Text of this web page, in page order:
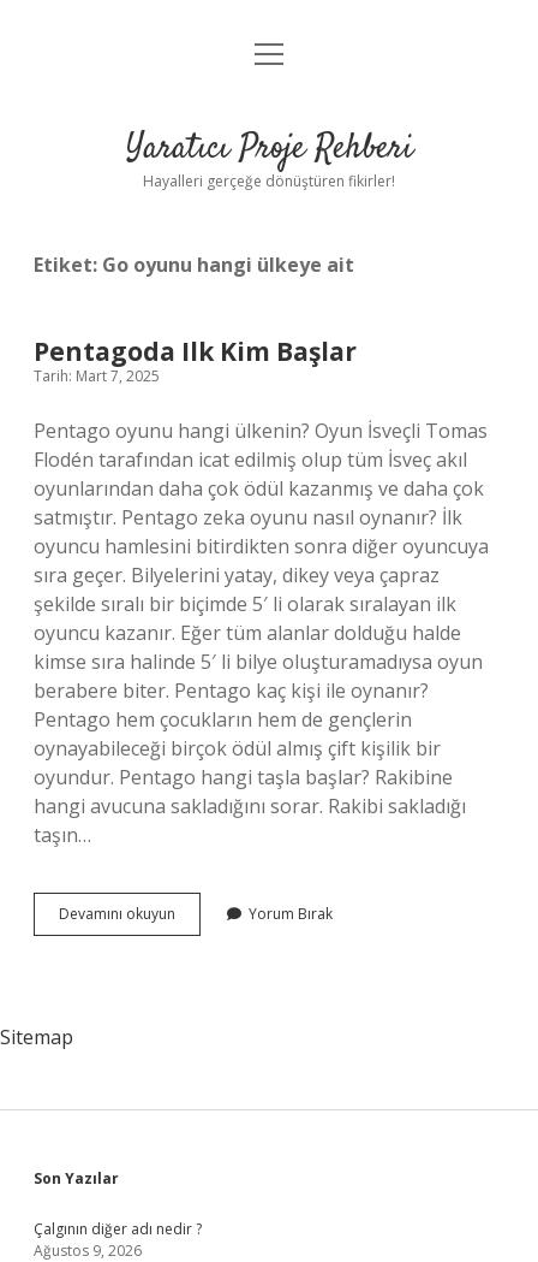
Anasayfa
Yasal Uyarı
menüyü
Yaratıcı Proje Rehberi
Hayalleri gerçeğe dönüştüren fikirler!
Etiket: Go oyunu hangi ülkeye ait
Pentagoda Ilk Kim Başlar
Tarih: Mart 7, 2025
Pentago oyunu hangi ülkenin? Oyun İsveçli Tomas
Flodén tarafından icat edilmiş olup tüm İsveç akıl
oyunlarından daha çok ödül kazanmış ve daha çok
satmıştır. Pentago zeka oyunu nasıl oynanır? İlk
oyuncu hamlesini bitirdikten sonra diğer oyuncuya
sıra geçer. Bilyelerini yatay, dikey veya çapraz
şekilde sıralı bir biçimde 5′ li olarak sıralayan ilk
oyuncu kazanır. Eğer tüm alanlar dolduğu halde
kimse sıra halinde 5′ li bilye oluşturamadıysa oyun
berabere biter. Pentago kaç kişi ile oynanır?
Pentago hem çocukların hem de gençlerin
oynayabileceği birçok ödül almış çift kişilik bir
oyundur. Pentago hangi taşla başlar? Rakibine
hangi avucuna sakladığını sorar. Rakibi sakladığı
taşın…
Devamını okuyun Pentagoda
Ilk
Yorum Bırak
Sitemap
Sidebar
Son Yazılar
Çalgının diğer adı nedir ?
Ağustos 9, 2026